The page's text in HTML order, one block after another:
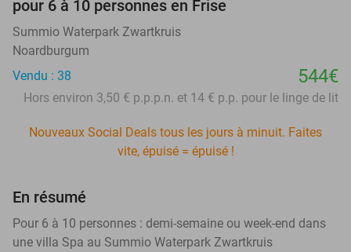
pour 6 à 10 personnes en Frise
Summio Waterpark Zwartkruis
Noardburgum
Vendu : 38
544€
Hors environ 3,50 € p.p.p.n. et 14 € p.p. pour le linge de lit
Nouveaux Social Deals tous les jours à minuit. Faites
vite, épuisé = épuisé !
En résumé
Pour 6 à 10 personnes : demi-semaine ou week-end dans
une villa Spa au Summio Waterpark Zwartkruis